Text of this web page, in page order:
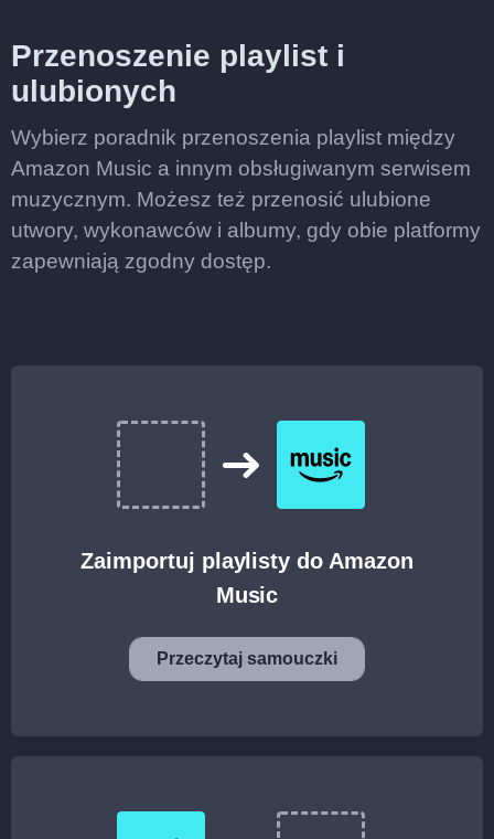
Przenoszenie playlist i
ulubionych
Wybierz poradnik przenoszenia playlist między
Amazon Music a innym obsługiwanym serwisem
muzycznym. Możesz też przenosić ulubione
utwory, wykonawców i albumy, gdy obie platformy
zapewniają zgodny dostęp.
Zaimportuj playlisty do Amazon
Music
Przeczytaj samouczki